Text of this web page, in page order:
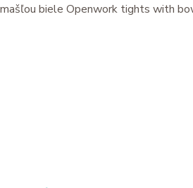
mašľou biele Openwork tights with